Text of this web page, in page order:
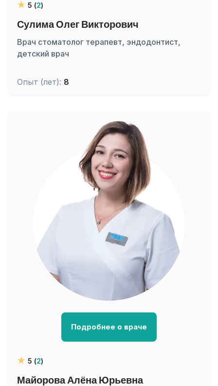
5 (2)
Сулима Олег Викторович
Врач стоматолог терапевт, эндодонтист,
детский врач
Опыт (лет): 8
Подробнее о враче
5 (2)
Майорова Алёна Юрьевна